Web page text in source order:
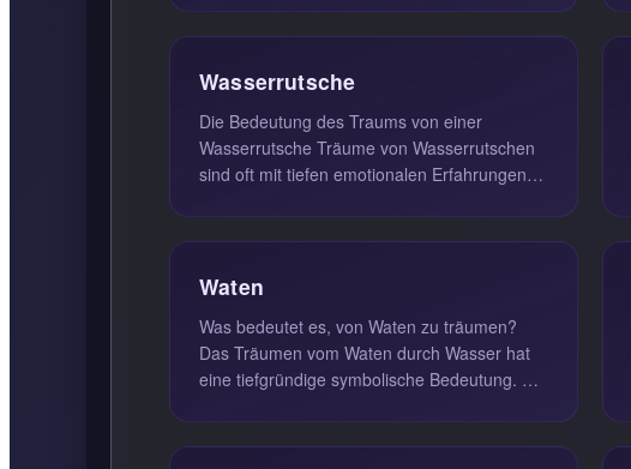
Wasserrutsche
Die Bedeutung des Traums von einer
Wasserrutsche Träume von Wasserrutschen
sind oft mit tiefen emotionalen Erfahrungen
Waten
Was bedeutet es, von Waten zu träumen?
Das Träumen vom Waten durch Wasser hat
eine tiefgründige symbolische Bedeutung. Es